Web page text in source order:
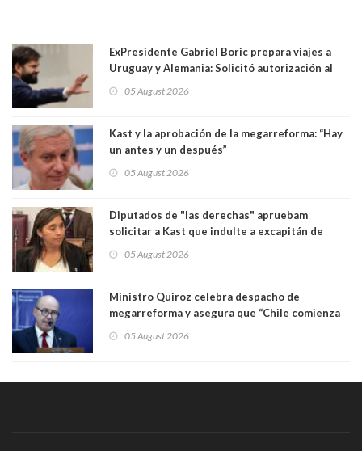
ExPresidente Gabriel Boric prepara viajes a
Uruguay y Alemania: Solicitó autorización al
05 August 2026
Kast y la aprobación de la megarreforma: “Hay
un antes y un después”
05 August 2026
Diputados de "las derechas" apruebam
solicitar a Kast que indulte a excapitán de
senadora Fabiola Campillai
05 August 2026
Ministro Quiroz celebra despacho de
megarreforma y asegura que “Chile comienza
05 August 2026